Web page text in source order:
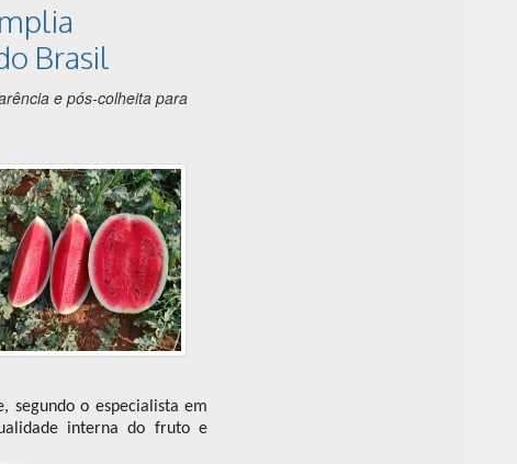
Brasil
e pós-colheita para
segundo o especialista em
interna do fruto e